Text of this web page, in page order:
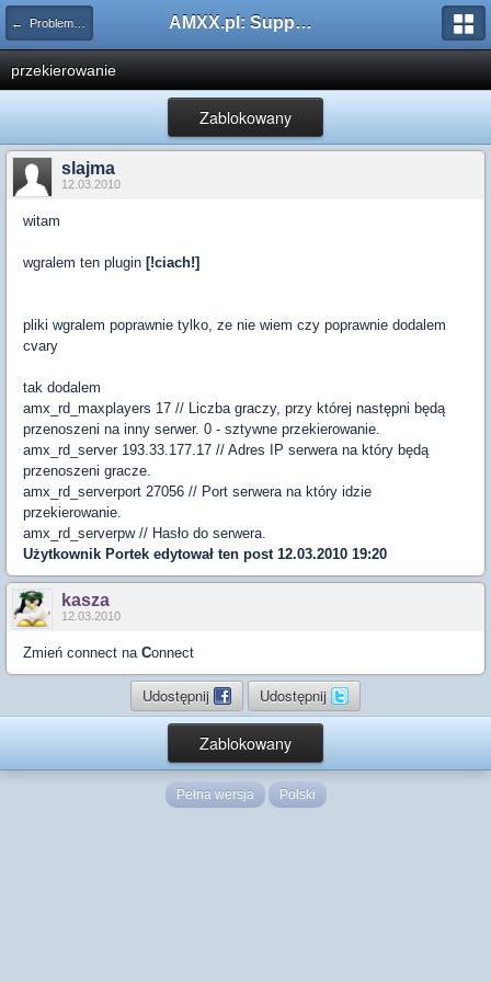
← Problemy z pluginami AMXX.pl: Support AMX Mod X i SourceMod
przekierowanie
Zablokowany
slajma
12.03.2010
witam
wgralem ten plugin [!ciach!]
pliki wgralem poprawnie tylko, ze nie wiem czy poprawnie dodalem
cvary
tak dodalem
amx_rd_maxplayers 17 // Liczba graczy, przy której następni będą
przenoszeni na inny serwer. 0 - sztywne przekierowanie.
amx_rd_server 193.33.177.17 // Adres IP serwera na który będą
przenoszeni gracze.
amx_rd_serverport 27056 // Port serwera na który idzie
przekierowanie.
amx_rd_serverpw // Hasło do serwera.
Użytkownik Portek edytował ten post 12.03.2010 19:20
kasza
12.03.2010
Zmień connect na Connect
Udostępnij Udostępnij
Zablokowany
Pełna wersja Polski